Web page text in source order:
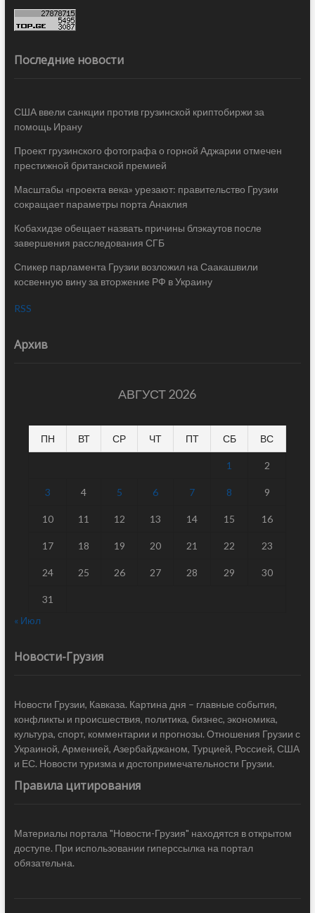
Последние новости
США ввели санкции против грузинской криптобиржи за
помощь Ирану
Проект грузинского фотографа о горной Аджарии отмечен
престижной британской премией
Масштабы «проекта века» урезают: правительство Грузии
сокращает параметры порта Анаклия
Кобахидзе обещает назвать причины блэкаутов после
завершения расследования СГБ
Спикер парламента Грузии возложил на Саакашвили
косвенную вину за вторжение РФ в Украину
RSS
Архив
АВГУСТ 2026
ПН ВТ СР ЧТ ПТ СБ ВС
1 2
3 4 5 6 7 8 9
10 11 12 13 14 15 16
17 18 19 20 21 22 23
24 25 26 27 28 29 30
31
« Июл
Новости-Грузия
Новости Грузии, Кавказа. Картина дня – главные события,
конфликты и происшествия, политика, бизнес, экономика,
культура, спорт, комментарии и прогнозы. Отношения Грузии с
Украиной, Арменией, Азербайджаном, Турцией, Россией, США
и ЕС. Новости туризма и достопримечательности Грузии.
Правила цитирования
Материалы портала "Новости-Грузия" находятся в открытом
доступе. При использовании гиперссылка на портал
обязательна.